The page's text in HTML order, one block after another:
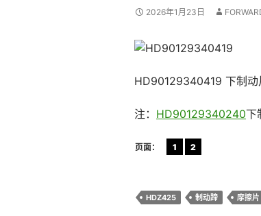
2026年1月23日
HD90129340419 下制
注： HD90129340240下
页面： 1 2
HDZ425 制动蹄 摩擦片